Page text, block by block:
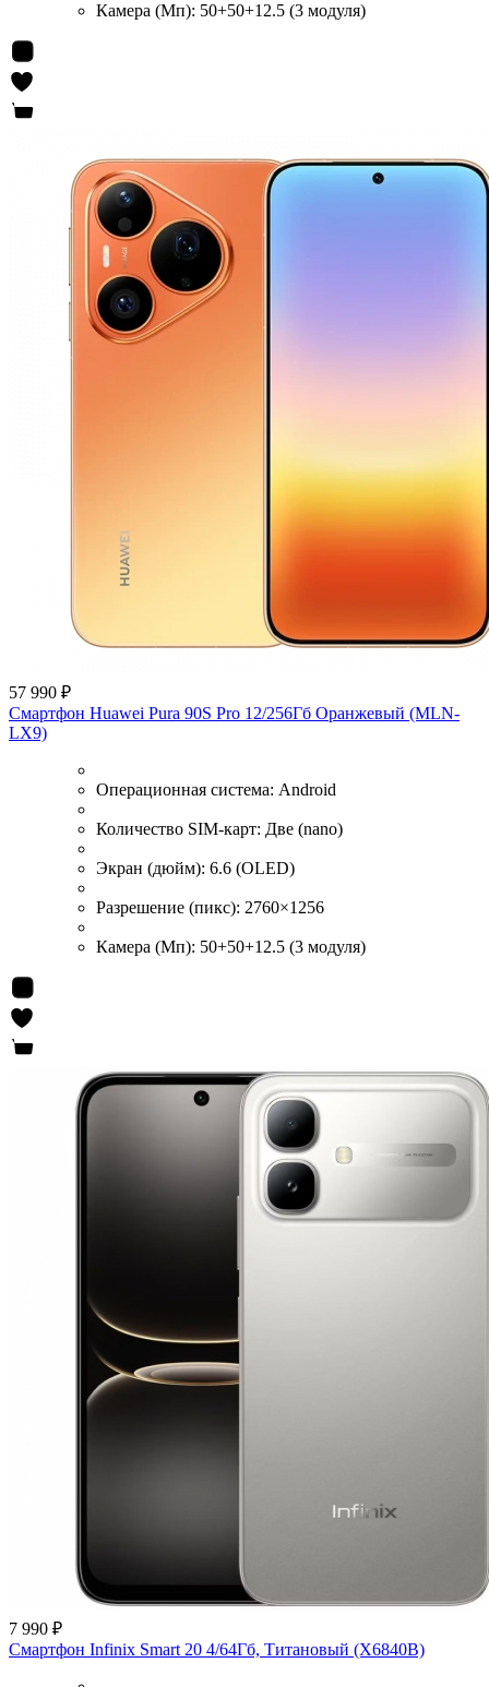
Камера (Мп): 50+50+12.5 (3 модуля)
57 990 ₽
Смартфон Huawei Pura 90S Pro 12/256Гб Оранжевый (MLN-
LX9)
Операционная система: Android
Количество SIM-карт: Две (nano)
Экран (дюйм): 6.6 (OLED)
Разрешение (пикс): 2760×1256
Камера (Мп): 50+50+12.5 (3 модуля)
7 990 ₽
Смартфон Infinix Smart 20 4/64Гб, Титановый (X6840B)